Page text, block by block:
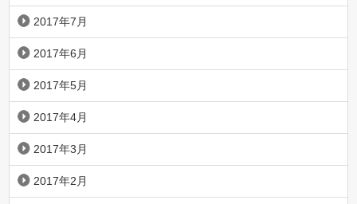
2017年7月
2017年6月
2017年5月
2017年4月
2017年3月
2017年2月